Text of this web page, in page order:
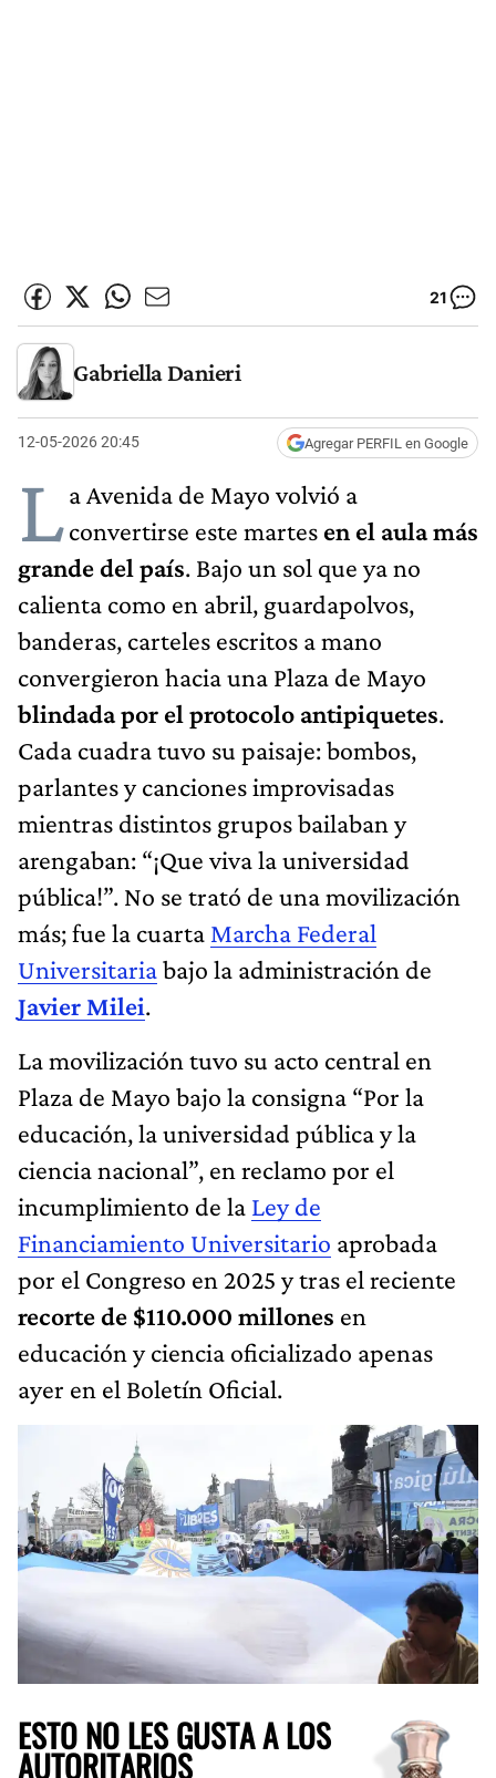
21
Gabriella Danieri
12-05-2026 20:45 Agregar PERFIL en Google
La Avenida de Mayo volvió a
convertirse este martes en el aula más
grande del país. Bajo un sol que ya no
calienta como en abril, guardapolvos,
banderas, carteles escritos a mano
convergieron hacia una Plaza de Mayo
blindada por el protocolo antipiquetes.
Cada cuadra tuvo su paisaje: bombos,
parlantes y canciones improvisadas
mientras distintos grupos bailaban y
arengaban: “¡Que viva la universidad
pública!”. No se trató de una movilización
más; fue la cuarta Marcha Federal
Universitariabajo la administración de
Javier Milei.
La movilización tuvo su acto central en
Plaza de Mayo bajo la consigna “Por la
educación, la universidad pública y la
ciencia nacional”, en reclamo por el
incumplimiento de la Ley de
Financiamiento Universitario aprobada
por el Congreso en 2025 y tras el reciente
recorte de $110.000 millones en
educación y ciencia oficializado apenas
ayer en el Boletín Oficial.
ESTO NO LES GUSTA A LOS
AUTORITARIOS